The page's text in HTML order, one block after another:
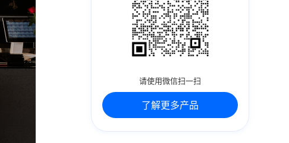
请使用微信扫一扫
了解更多产品